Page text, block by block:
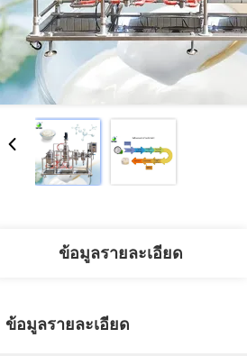
ข้อมูลรายละเอียด
ข้อมูลรายละเอียด